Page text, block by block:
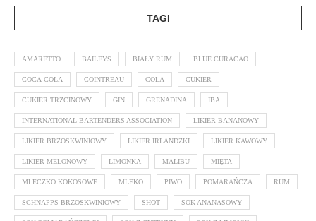
TAGI
AMARETTO BAILEYS BIAŁY RUM BLUE CURACAO
COCA-COLA COINTREAU COLA CUKIER
CUKIER TRZCINOWY GIN GRENADINA IBA
INTERNATIONAL BARTENDERS ASSOCIATION LIKIER BANANOWY
LIKIER BRZOSKWINIOWY LIKIER IRLANDZKI LIKIER KAWOWY
LIKIER MELONOWY LIMONKA MALIBU MIĘTA
MLECZKO KOKOSOWE MLEKO PIWO POMARAŃCZA RUM
SCHNAPPS BRZOSKWINIOWY SHOT SOK ANANASOWY